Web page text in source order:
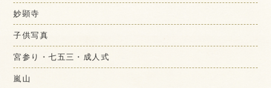
妙顕寺
子供写真
宮参り・七五三・成人式
嵐山